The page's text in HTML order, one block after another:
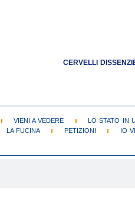
CERVELLI
VIENI A VEDERE LO STATO IN
LA FUCINA PETIZIONI IO